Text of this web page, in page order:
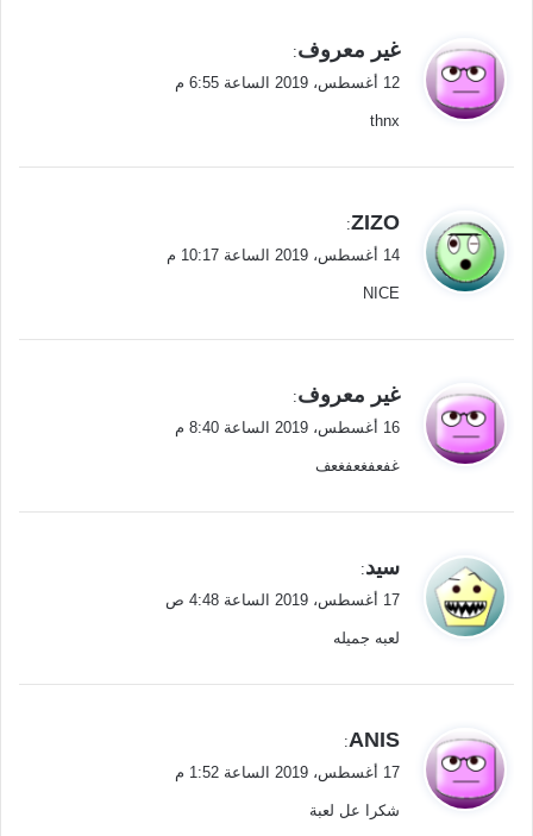
ي
ل
غير معروف:
12 أغسطس، 2019 الساعة 6:55 م
thnx
ي
ل
ZIZO
:
14 أغسطس، 2019 الساعة 10:17 م
NICE
ي
ل
غير معروف:
16 أغسطس، 2019 الساعة 8:40 م
غفعفغعفغعف
ي
ل
سيد:
17 أغسطس، 2019 الساعة 4:48 ص
لعبه جميله
ي
ل
ANIS
:
17 أغسطس، 2019 الساعة 1:52 م
شكرا عل لعبة